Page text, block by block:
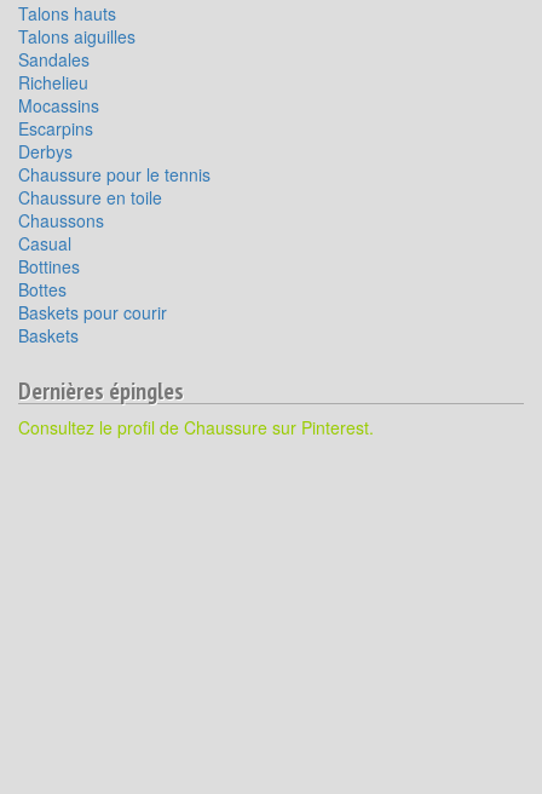
Talons hauts
Talons aiguilles
Sandales
Richelieu
Mocassins
Escarpins
Derbys
Chaussure pour le tennis
Chaussure en toile
Chaussons
Casual
Bottines
Bottes
Baskets pour courir
Baskets
Dernières épingles
Consultez le profil de Chaussure sur Pinterest.